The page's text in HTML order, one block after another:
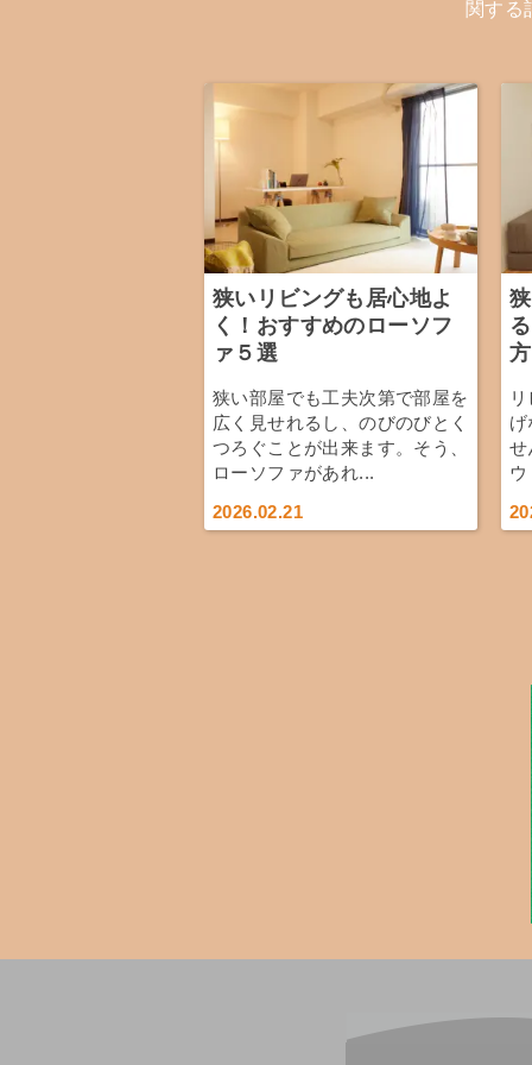
関する
狭いリビングも居心地よ
く！おすすめのローソフ
ァ５選
狭い部屋でも工夫次第で部屋を
広く見せれるし、のびのびとく
つろぐことが出来ます。そう、
ローソファがあれ...
2026.02.21
せ